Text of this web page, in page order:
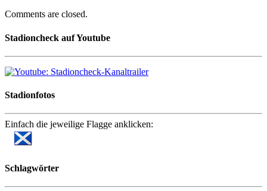
Comments are closed.
Stadioncheck auf Youtube
Stadionfotos
Einfach die jeweilige Flagge anklicken:
Schlagwörter